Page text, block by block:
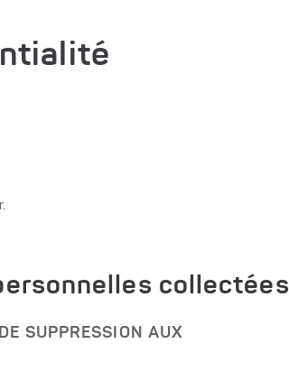
collectées
SUPPRESSION AUX